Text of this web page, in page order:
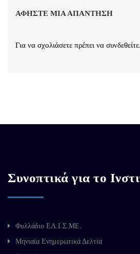
ΑΦΉΣΤΕ ΜΙΑ ΑΠΆΝΤΗΣΗ
Για να σχολιάσετε πρέπει να συνδεθείτε.
Συνοπτικά για το
Φυλλάδιο ΕΛ.Ι.Σ.ΜΕ.
Μηνιαία Ενημερωτικά Δελτία